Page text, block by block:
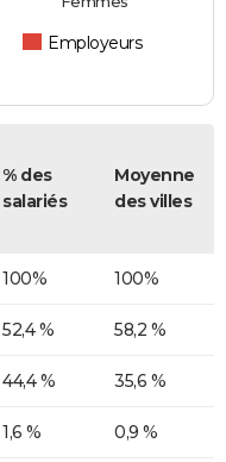
Employeurs
% des
salariés
Moyenne
des villes
100% 100%
52,4 % 58,2 %
44,4 % 35,6 %
1,6 % 0,9 %